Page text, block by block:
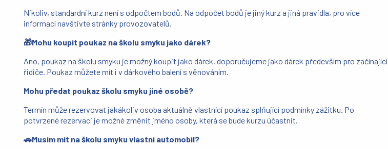
Nikoliv, standardní kurz není s odpočtem bodů. Na odpočet bodů je jiný kurz a jiná pravidla, pro více
informací navštivte stránky provozovatelů.
🎁Mohu koupit poukaz na školu smyku jako dárek?
Ano, poukaz na školu smyku je možný koupit jako dárek, doporučujeme jako dárek především pro začínající
řidiče. Poukaz můžete mít i v dárkového balení s věnováním.
Mohu předat poukaz školu smyku jiné osobě?
Termín může rezervovat jakákoliv osoba aktuálně vlastnící poukaz splňující podmínky zážitku. Po
potvrzené rezervaci je možné změnit jméno osoby, která se bude kurzu účastnit.
🚗Musím mít na školu smyku vlastní automobil?